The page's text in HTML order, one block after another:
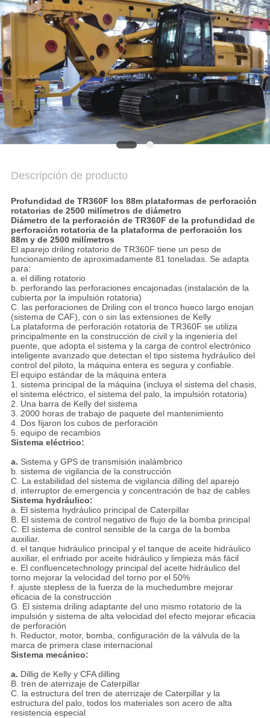
MAPA
DEL
SITIO
POLÍTICA
DE
PRIVACIDAD
Descripción de producto
Profundidad de TR360F los 88m plataformas de perforación
rotatorias de 2500 milímetros de diámetro
Diámetro de la perforación de TR360F de la profundidad de
perforación rotatoria de la plataforma de perforación los
88m y de 2500 milímetros
El aparejo driling rotatorio de TR360F tiene un peso de
funcionamiento de aproximadamente 81 toneladas. Se adapta
para:
a. el dilling rotatorio
b. perforando las perforaciones encajonadas (instalación de la
cubierta por la impulsión rotatoria)
C. las perforaciones de Driling con el tronco hueco largo enojan
(sistema de CAF), con o sin las extensiones de Kelly
La plataforma de perforación rotatoria de TR360F se utiliza
principalmente en la construcción de civil y la ingeniería del
puente, que adopta el sistema y la carga de control electrónico
inteligente avanzado que detectan el tipo sistema hydráulico del
control del piloto, la máquina entera es segura y confiable.
El equipo estándar de la máquina entera
1. sistema principal de la máquina (incluya el sistema del chasis,
el sistema eléctrico, el sistema del palo, la impulsión rotatoria)
2. Una barra de Kelly del sistema
3. 2000 horas de trabajo de paquete del mantenimiento
4. Dos fijaron los cubos de perforación
5. equipo de recambios
Sistema eléctrico:
a. Sistema y GPS de transmisión inalámbrico
b. sistema de vigilancia de la construcción
C. La estabilidad del sistema de vigilancia dilling del aparejo
d. interruptor de emergencia y concentración de haz de cables
Sistema hydráulico:
a. El sistema hydráulico principal de Caterpillar
B. El sistema de control negativo de flujo de la bomba principal
C. El sistema de control sensible de la carga de la bomba
auxiliar.
d. el tanque hidráulico principal y el tanque de aceite hidráulico
auxiliar, el enfriado por aceite hidráulico y limpieza más fácil
e. El confluencetechnology principal del aceite hidráulico del
torno mejorar la velocidad del torno por el 50%
f. ajuste stepless de la fuerza de la muchedumbre mejorar
eficacia de la construcción
G. El sistema driling adaptante del uno mismo rotatorio de la
impulsión y sistema de alta velocidad del efecto mejorar eficacia
de perforación
h. Reductor, motor, bomba, configuración de la válvula de la
marca de primera clase internacional
Sistema mecánico:
a. Dillig de Kelly y CFA dilling
B. tren de aterrizaje de Caterpillar
C. la estructura del tren de aterrizaje de Caterpillar y la
estructura del palo, todos los materiales son acero de alta
resistencia especial